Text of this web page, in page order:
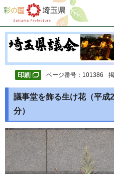
彩の国 埼玉県
ページ番号：101386
議事堂を飾る生け花（平成
分）